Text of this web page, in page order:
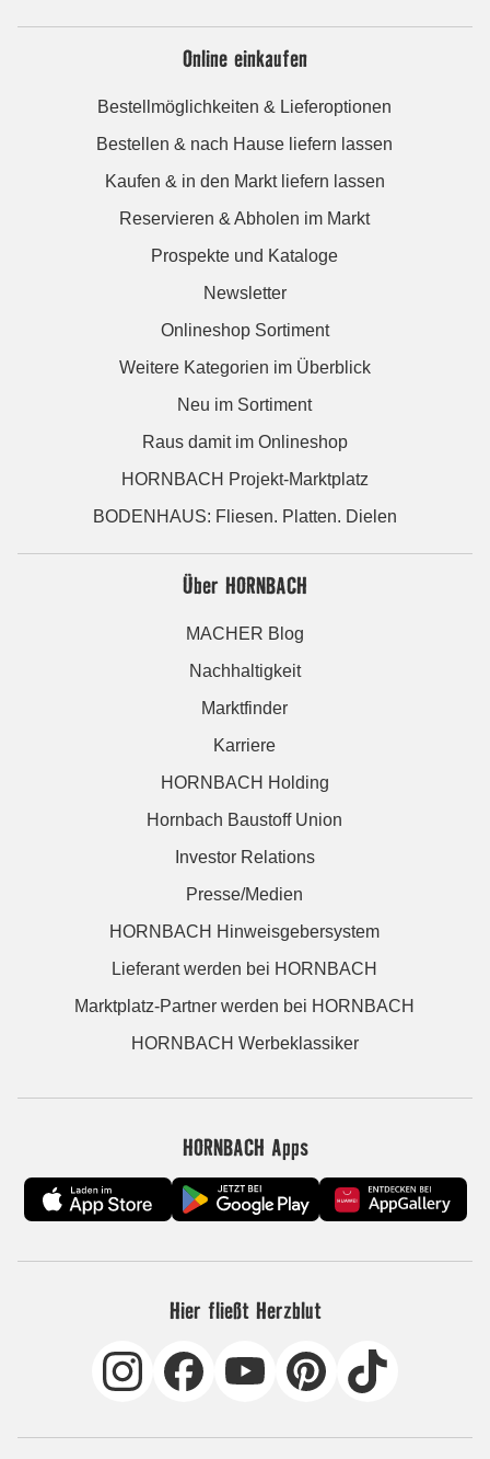
Online einkaufen
Bestellmöglichkeiten & Lieferoptionen
Bestellen & nach Hause liefern lassen
Kaufen & in den Markt liefern lassen
Reservieren & Abholen im Markt
Prospekte und Kataloge
Newsletter
Onlineshop Sortiment
Weitere Kategorien im Überblick
Neu im Sortiment
Raus damit im Onlineshop
HORNBACH Projekt-Marktplatz
BODENHAUS: Fliesen. Platten. Dielen
Über HORNBACH
MACHER Blog
Nachhaltigkeit
Marktfinder
Karriere
HORNBACH Holding
Hornbach Baustoff Union
Investor Relations
Presse/Medien
HORNBACH Hinweisgebersystem
Lieferant werden bei HORNBACH
Marktplatz-Partner werden bei HORNBACH
HORNBACH Werbeklassiker
HORNBACH Apps
Hier fließt Herzblut